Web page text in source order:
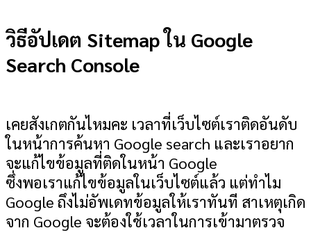
วิธีอัปเดต Sitemap ใน Google
Search Console
เคยสังเกตกันไหมคะ เวลาที่เว็บไซต์เราติดอันดับ
ในหน้าการค้นหา Google search และเราอยาก
จะแก้ไขข้อมูลที่ติดในหน้า Google
ซึ่งพอเราแก้ไขข้อมูลในเว็บไซต์แล้ว แต่ทำไม
Google ถึงไม่อัพเดทข้อมูลให้เราทันที สาเหตุเกิด
จาก Google จะต้องใช้เวลาในการเข้ามาตรวจ